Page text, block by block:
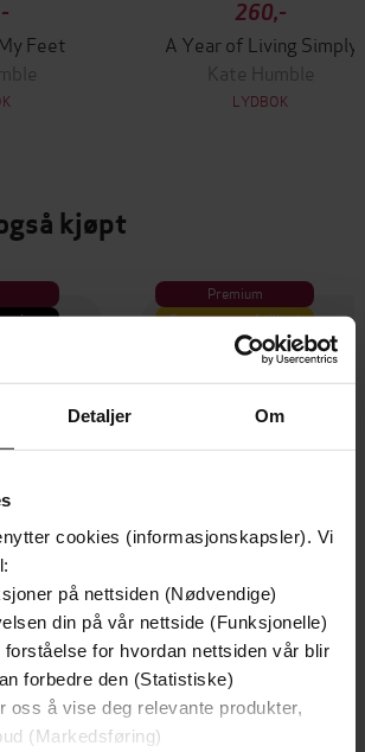
Detaljer Om
cookies (informasjonskapsler). Vi
på nettsiden (Nødvendige)
din på vår nettside (Funksjonelle)
for hvordan nettsiden vår blir
forbedre den (Statistiske)
oss å vise deg relevante produkter,
(Markedsføring)
Feet
260,-
A Year of Living Simply
Kate Humble
LYDBOK
kjøpt
Premium
Første gang på tilbud
349,-
Utskudd
Jørn Lier Horst